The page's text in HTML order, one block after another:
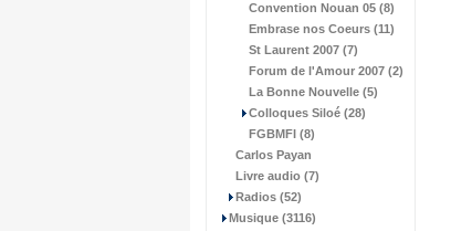
Convention Nouan 05 (8)
Embrase nos Coeurs (11)
St Laurent 2007 (7)
Forum de l'Amour 2007 (2)
La Bonne Nouvelle (5)
Colloques Siloé (28)
FGBMFI (8)
Carlos Payan
Livre audio (7)
Radios (52)
Musique (3116)